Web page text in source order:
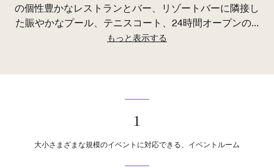
の個性豊かなレストランとバー、リゾートバーに隣接し
た賑やかなプール、テニスコート、24時間オープンの...
もっと表示する
1
大小さまざまな規模のイベントに対応できる、イベントルーム